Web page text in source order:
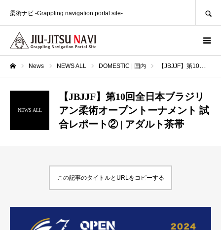
柔術ナビ -Grappling navigation portal site-
News NEWS ALL DOMESTIC | 国内 【JBJJF】第10回全日本ブラジリアン柔術オープントーナメント 試合レポート② | アダルト茶帯
NEWS ALL
【JBJJF】第10回全日本ブラジリ
アン柔術オープントーナメント 試
合レポート② | アダルト茶帯
この記事のタイトルとURLをコピーする